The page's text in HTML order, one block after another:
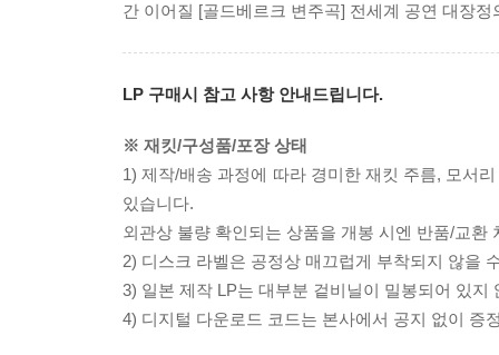
간 이어질 [골드베르크 변주곡] 전세계 공연 대장정
LP 구매시 참고 사항 안내드립니다.
※ 재킷/구성품/포장 상태
1) 제작/배송 과정에 따라 경미한 재킷 주름, 모서
있습니다.
외관상 불량 확인되는 상품을 개봉 시엔 반품/교환
2) 디스크 라벨은 공정상 매끄럽게 부착되지 않을
3) 일본 제작 LP는 대부분 겉비닐이 밀봉되어 있지
4) 디지털 다운로드 코드는 본사에서 공지 없이 증